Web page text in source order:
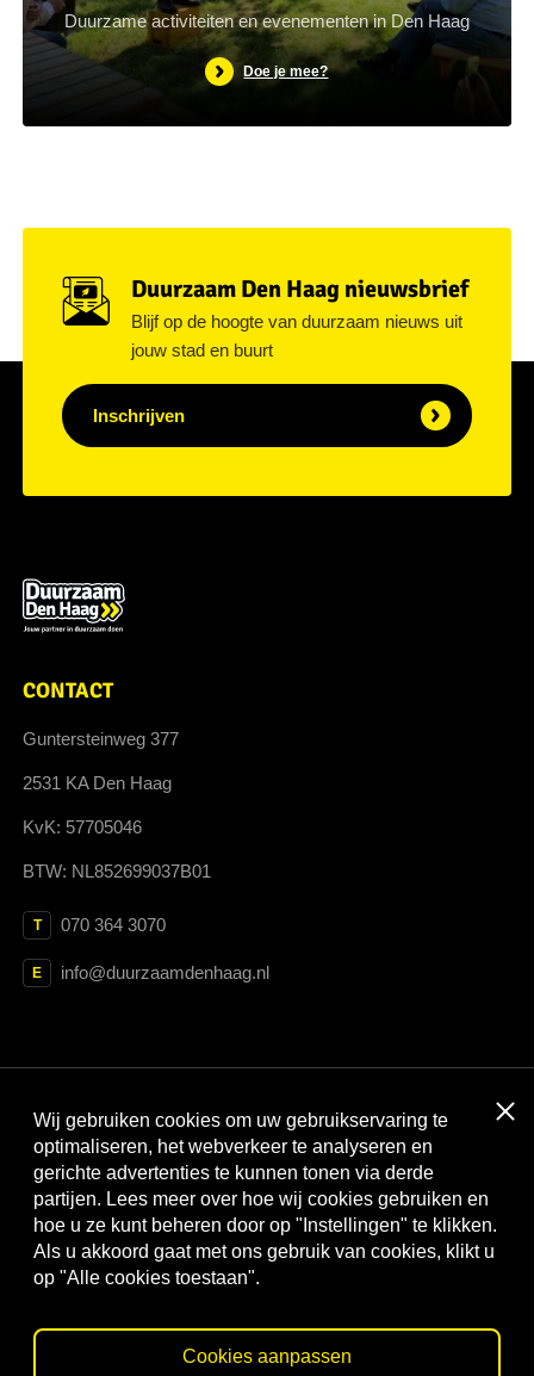
Duurzame activiteiten en evenementen in Den Haag
Doe je mee?
Duurzaam Den Haag nieuwsbrief
Blijf op de hoogte van duurzaam nieuws uit
jouw stad en buurt
Inschrijven
CONTACT
Guntersteinweg 377
2531 KA Den Haag
KvK: 57705046
BTW: NL852699037B01
T 070 364 3070
E info@duurzaamdenhaag.nl
Met dank aan:
Wij gebruiken cookies om uw gebruikservaring te
optimaliseren, het webverkeer te analyseren en
gerichte advertenties te kunnen tonen via derde
partijen. Lees meer over hoe wij cookies gebruiken en
hoe u ze kunt beheren door op "Instellingen" te klikken.
Als u akkoord gaat met ons gebruik van cookies, klikt u
op "Alle cookies toestaan".
Cookies aanpassen